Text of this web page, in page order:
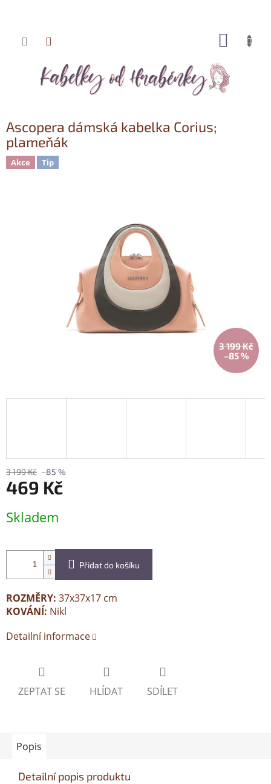
Přejít
Ascopera dámská kabelka Corius;
plameňák
Akce Tip
3 199 Kč
–85 %
3 199 Kč –85 %
469 Kč
cena:
Skladem
Přidat do košíku
ROZMĚRY: 37x37x17 cm
KOVÁNÍ: Nikl
Detailní informace
ZEPTAT SE HLÍDAT SDÍLET
Popis
Detailní popis produktu